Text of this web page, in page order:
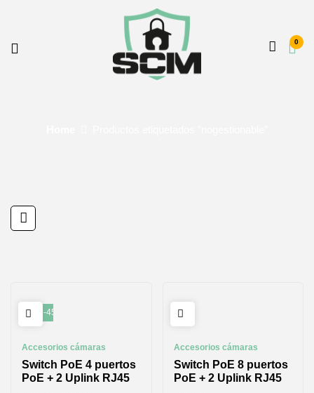
0
-45%
Accesorios cámaras
Switch PoE 4 puertos
PoE + 2 Uplink RJ45
Accesorios cámaras
Switch PoE 8 puertos
PoE + 2 Uplink RJ45